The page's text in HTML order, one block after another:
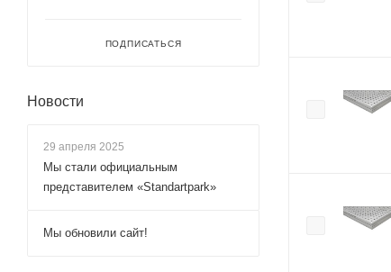
ПОДПИСАТЬСЯ
Новости
29 апреля 2025
Мы стали официальным
представителем «Standartpark»
Мы обновили сайт!